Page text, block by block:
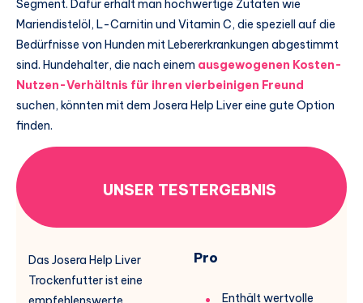
Segment. Dafür erhält man hochwertige Zutaten wie
Mariendistelöl, L-Carnitin und Vitamin C, die speziell auf die
Bedürfnisse von Hunden mit Lebererkrankungen abgestimmt
sind. Hundehalter, die nach einem ausgewogenen Kosten-
Nutzen-Verhältnis für ihren vierbeinigen Freund
suchen, könnten mit dem Josera Help Liver eine gute Option
finden.
UNSER TESTERGEBNIS
Das Josera Help Liver
Trockenfutter ist eine
Pro
Enthält wertvolle